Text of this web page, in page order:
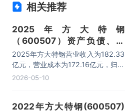
相关推荐
2025年方大特钢
（600507）资产负债、营
收、成本利润及主营产品（螺
纹钢、优线、弹簧扁钢）数据
统计
2025年方大特钢营业收入为182.33
亿元，营业成本为172.16亿元，归母
公司净利润为9.42亿元，总资产为
2026-05-10
2022年方大特钢(600507)